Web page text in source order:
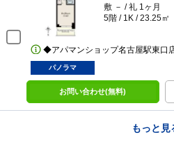
敷 － / 礼 1ヶ月
5階 / 1K / 23.25㎡
◆アパマンショップ名古屋駅東口
パノラマ
お問い合わせ(無料)
もっと見